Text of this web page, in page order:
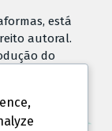
está
autoral.
do